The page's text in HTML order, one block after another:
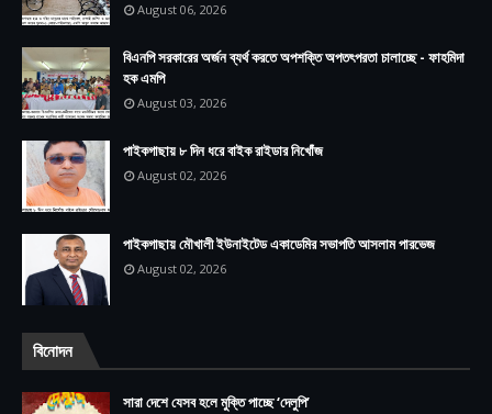
August 06, 2026
বিএনপি সরকারের অর্জন ব্যর্থ করতে অপশক্তি অপতৎপরতা চালাচ্ছে - ফাহমিদা
হক এমপি
August 03, 2026
পাইকগাছায় ৮ দিন ধরে বাইক রাইডার নিখোঁজ
August 02, 2026
পাইকগাছায় মৌখালী ইউনাইটেড একাডেমির সভাপতি আসলাম পারভেজ
August 02, 2026
বিনোদন
সারা দেশে যেসব হলে মুক্তি পাচ্ছে ‘দেলুপি’